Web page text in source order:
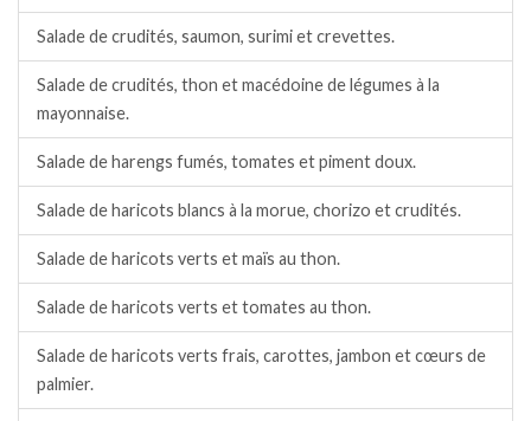
Salade de crudités, saumon, surimi et crevettes.
Salade de crudités, thon et macédoine de légumes à la
mayonnaise.
Salade de harengs fumés, tomates et piment doux.
Salade de haricots blancs à la morue, chorizo et crudités.
Salade de haricots verts et maïs au thon.
Salade de haricots verts et tomates au thon.
Salade de haricots verts frais, carottes, jambon et cœurs de
palmier.